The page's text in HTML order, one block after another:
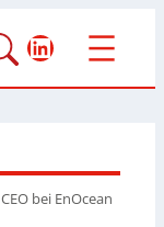
LinkedIn
bei EnOcean